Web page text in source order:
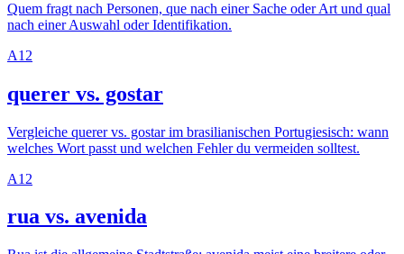
Quem fragt nach Personen, que nach einer Sache oder Art und qual
nach einer Auswahl oder Identifikation.
A1 2
querer vs. gostar
Vergleiche querer vs. gostar im brasilianischen Portugiesisch: wann
welches Wort passt und welchen Fehler du vermeiden solltest.
A1 2
rua vs. avenida